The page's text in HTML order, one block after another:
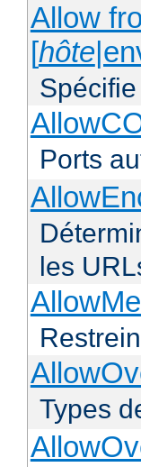
Allow
[hôte
Ports
les
Types